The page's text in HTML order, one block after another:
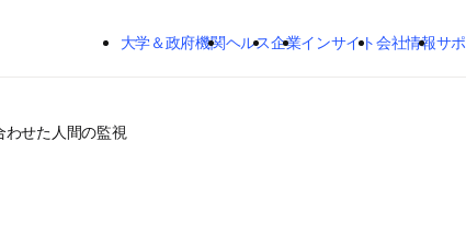
メインのコンテンツにスキップする
大学＆政府機関ヘルス企業インサイト会社情報サ
わせた人間の監視